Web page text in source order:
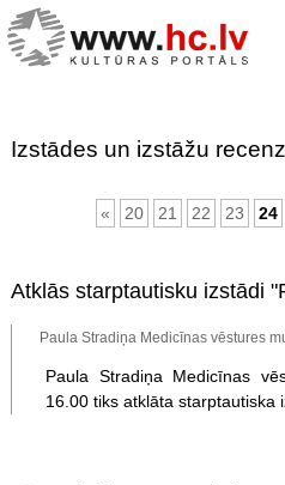
Izstādes un izstāžu
« 20 21 22 23 24
Atklās starptautisku izstādi
Paula Stradiņa Medicīnas vēstures
Paula Stradiņa Medicīnas
16.00 tiks atklāta starptautiska